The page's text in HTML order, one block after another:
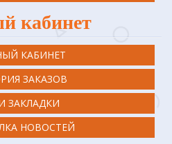
кабинет
КАБИНЕТ
ЗАКАЗОВ
ЗАКЛАДКИ
НОВОСТЕЙ